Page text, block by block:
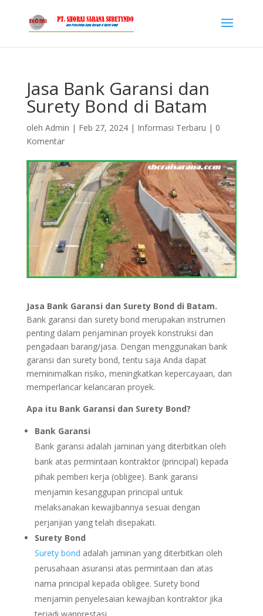
Jasa Bank Garansi dan
Surety Bond di Batam
oleh Admin | Feb 27, 2024| Informasi Terbaru | 0
Komentar
Jasa Bank Garansi dan Surety Bond di Batam.
Bank garansi dan surety bond merupakan instrumen
penting dalam penjaminan proyek konstruksi dan
pengadaan barang/jasa. Dengan menggunakan bank
garansi dan surety bond, tentu saja Anda dapat
meminimalkan risiko, meningkatkan kepercayaan, dan
memperlancar kelancaran proyek.
Apa itu Bank Garansi dan Surety Bond?
Bank Garansi
Bank garansi adalah jaminan yang diterbitkan oleh
bank atas permintaan kontraktor (principal) kepada
pihak pemberi kerja (obligee). Bank garansi
menjamin kesanggupan principal untuk
melaksanakan kewajibannya sesuai dengan
perjanjian yang telah disepakati.
Surety Bond
Surety bond adalah jaminan yang diterbitkan oleh
perusahaan asuransi atas permintaan dan atas
nama principal kepada obligee. Surety bond
menjamin penyelesaian kewajiban kontraktor jika